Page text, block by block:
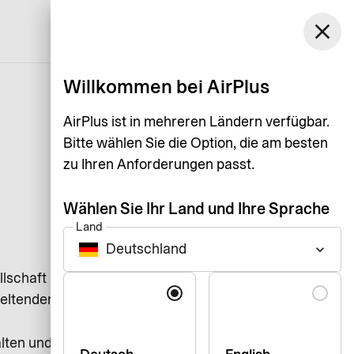
Login
close
Willkommen bei AirPlus
AirPlus ist in mehreren Ländern verfügbar.
Bitte wählen Sie die Option, die am besten
zu Ihren Anforderungen passt.
Wählen Sie Ihr Land und Ihre Sprache
Land
Deutschland keyboard_arrow_down
Sprache
und füreinander, indem
und Compliance-Verstöße im